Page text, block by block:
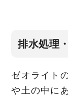
排水処理
ゼオライト
や土の中に